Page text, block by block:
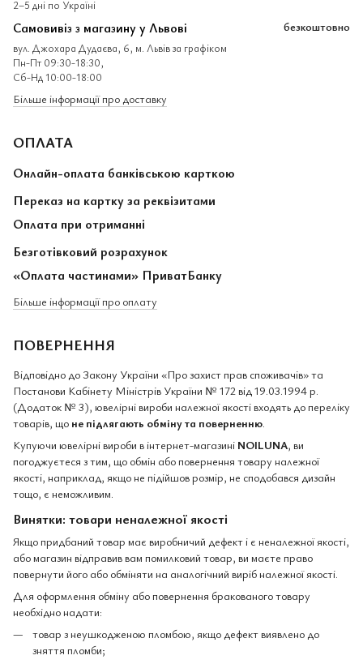
2–5 дні по Україні
Самовивіз з магазину у Львові
вул. Джохара Дудаєва, 6, м. Львів за графіком
Пн-Пт 09:30-18:30,
Сб-Нд 10:00-18:00
безкоштовно
Більше інформації про доставку
ОПЛАТА
Онлайн-оплата банківською карткою
Переказ на картку за реквізитами
Оплата при отриманні
Безготівковий розрахунок
«Оплата частинами» ПриватБанку
Більше інформації про оплату
ПОВЕРНЕННЯ
Відповідно до Закону України «Про захист прав споживачів» та
Постанови Кабінету Міністрів України № 172 від 19.03.1994 р.
(Додаток № 3), ювелірні вироби належної якості входять до переліку
товарів, що не підлягають обміну та поверненню.
Купуючи ювелірні вироби в інтернет-магазині NOILUNA, ви
погоджуєтеся з тим, що обмін або повернення товару належної
якості, наприклад, якщо не підійшов розмір, не сподобався дизайн
тощо, є неможливим.
Винятки: товари неналежної якості
Якщо придбаний товар має виробничий дефект і є неналежної якості,
або магазин відправив вам помилковий товар, ви маєте право
повернути його або обміняти на аналогічний виріб належної якості.
Для оформлення обміну або повернення бракованого товару
необхідно надати:
товар з неушкодженою пломбою, якщо дефект виявлено до
зняття пломби;